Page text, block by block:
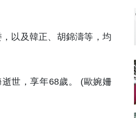
以及韓正、胡錦濤等，均
世，享年68歲。 (歐婉姍